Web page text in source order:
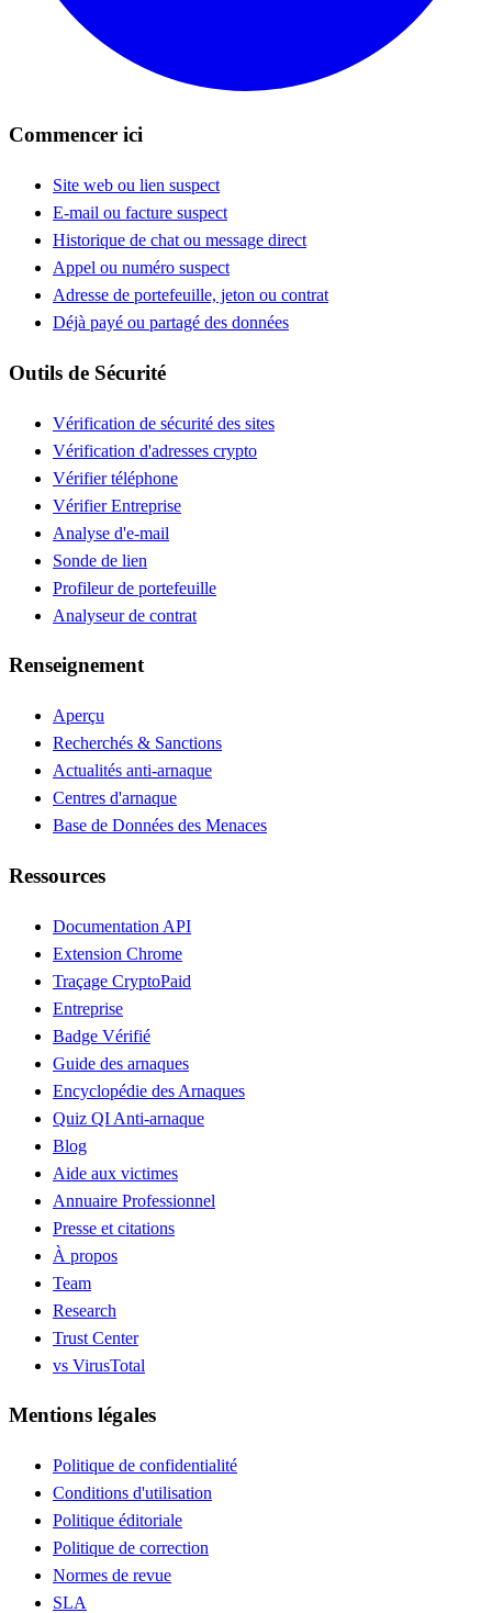
Commencer ici
Site web ou lien suspect
E-mail ou facture suspect
Historique de chat ou message direct
Appel ou numéro suspect
Adresse de portefeuille, jeton ou contrat
Déjà payé ou partagé des données
Outils de Sécurité
Vérification de sécurité des sites
Vérification d'adresses crypto
Vérifier téléphone
Vérifier Entreprise
Analyse d'e-mail
Sonde de lien
Profileur de portefeuille
Analyseur de contrat
Renseignement
Aperçu
Recherchés & Sanctions
Actualités anti-arnaque
Centres d'arnaque
Base de Données des Menaces
Ressources
Documentation API
Extension Chrome
Traçage CryptoPaid
Entreprise
Badge Vérifié
Guide des arnaques
Encyclopédie des Arnaques
Quiz QI Anti-arnaque
Blog
Aide aux victimes
Annuaire Professionnel
Presse et citations
À propos
Team
Research
Trust Center
vs VirusTotal
Mentions légales
Politique de confidentialité
Conditions d'utilisation
Politique éditoriale
Politique de correction
Normes de revue
SLA